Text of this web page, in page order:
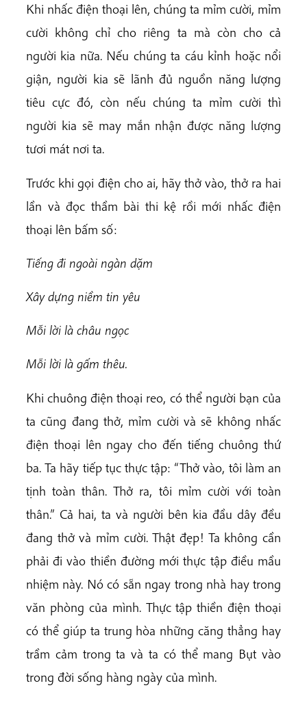
Khi nhấc điện thoại lên, chúng ta mỉm cười, mỉm
cười không chỉ cho riêng ta mà còn cho cả
người kia nữa. Nếu chúng ta cáu kỉnh hoặc nổi
giận, người kia sẽ lãnh đủ nguồn năng lượng
tiêu cực đó, còn nếu chúng ta mỉm cười thì
người kia sẽ may mắn nhận được năng lượng
tươi mát nơi ta.
Trước khi gọi điện cho ai, hãy thở vào, thở ra hai
lần và đọc thầm bài thi kệ rồi mới nhấc điện
thoại lên bấm số:
Tiếng đi ngoài ngàn dặm
Xây dựng niềm tin yêu
Mỗi lời là châu ngọc
Mỗi lời là gấm thêu.
Khi chuông điện thoại reo, có thể người bạn của
ta cũng đang thở, mỉm cười và sẽ không nhấc
điện thoại lên ngay cho đến tiếng chuông thứ
ba. Ta hãy tiếp tục thực tập: “Thở vào, tôi làm an
tịnh toàn thân. Thở ra, tôi mỉm cười với toàn
thân.” Cả hai, ta và người bên kia đầu dây đều
đang thở và mỉm cười. Thật đẹp! Ta không cần
phải đi vào thiền đường mới thực tập điều mầu
nhiệm này. Nó có sẵn ngay trong nhà hay trong
văn phòng của mình. Thực tập thiền điện thoại
có thể giúp ta trung hòa những căng thẳng hay
trầm cảm trong ta và ta có thể mang Bụt vào
trong đời sống hàng ngày của mình.